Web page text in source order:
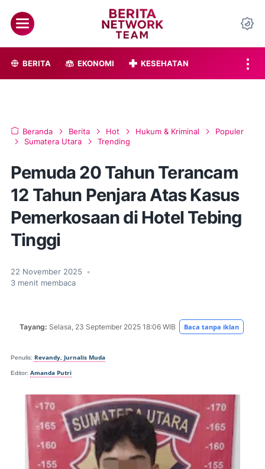
BERITA EKONOMI KESEHATAN
Beranda Berita Hot Hukum & Kriminal
Populer
Sumatera Utara
Trending
Pemuda 20 Tahun Terancam
12 Tahun Penjara Atas Kasus
Pemerkosaan di Hotel Tebing
Tinggi
22 November 2025
•
3 menit membaca
Tayang: Selasa, 23 September 2025 18:06 WIB Baca tanpa iklan
Penulis: Revandy, Jurnalis Muda
Editor: Amanda Putri